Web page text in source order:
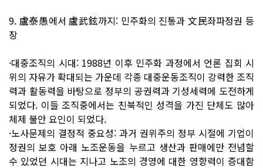
9. 盧泰愚에서 盧武鉉까지: 민주화의 진통과 文民좌파정권 등
장
·대중조직의 시대: 1988년 이후 민주화 과정에서 언론 집회 시
위의 자유가 확대되는 가운데 각종 대중운동조직이 강력한 조직
력과 활동력을 바탕으로 정부의 공권력과 기성세력에 도전하게
되었다. 이들 조직중에서는 친북적인 성격을 가진 단체도 많아
체제 불안 요인이 되었다.
·노사문제의 결정적 중요성: 과거 권위주의 정부 시절에 기업이
정권의 보호 아래 노조운동을 누르고 생산과 판매에만 전념할
수 있었던 시대는 지나고 노조의 경영에 대한 영향력이 증대함